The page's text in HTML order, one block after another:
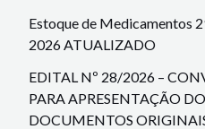
Estoque de Medicamentos
2026 ATUALIZADO
EDITAL Nº 28/2026 –
PARA APRESENTAÇÃO
DOCUMENTOS